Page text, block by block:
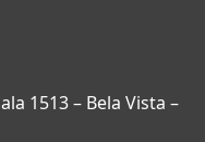
1513 – Bela Vista –